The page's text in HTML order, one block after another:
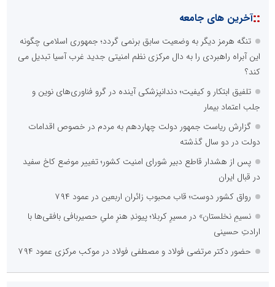
::آخرین های جامعه
تنگه هرمز دیگر به وضعیت سابق برنمی گردد؛ جمهوری اسلامی چگونه
این آبراه راهبردی را به دال مرکزی نظم امنیتی جدید غرب آسیا تبدیل می
کند؟
تلفیق ابتکار و کیفیت؛ دندانپزشکی آینده در گرو فناوری‌های نوین و
جلب اعتماد بیمار
گزارش ریاست جمهور دولت چهاردهم به مردم در خصوص اقدامات
دولت در دو سال گذشته
پس از هشدار قاطع دبیر شورای امنیت کشور؛ تغییر موضع کاخ سفید
در قبال ایران
رواق کشور دوست؛ قاب محبوب زائران اربعین در عمود ۷۹۴
نسیمِ نخلستان» در مسیرِ کربلا؛ پیوندِ هنرِ ملیِ حصیربافی بافقی‌ها با
ارادتِ حسینی
حضور دکتر مرتضی فولاد و مصطفی فولاد در موکب مرکزی عمود ۷۹۴